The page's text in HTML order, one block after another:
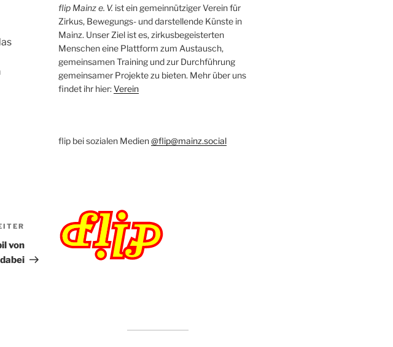
Nächster
Beitrag
von
flip Mainz e. V. ist ein gemeinnütziger Verein für
Zirkus, Bewegungs- und darstellende Künste in
Mainz. Unser Ziel ist es, zirkusbegeisterten
Menschen eine Plattform zum Austausch,
gemeinsamen Training und zur Durchführung
gemeinsamer Projekte zu bieten. Mehr über uns
findet ihr hier:Verein
flip bei sozialen Medien@flip@mainz.social